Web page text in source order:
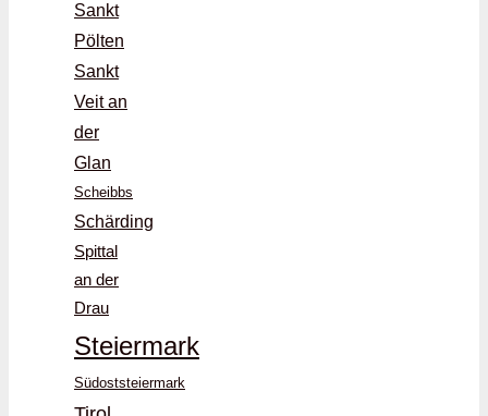
Sankt
Pölten
Sankt
Veit an
der
Glan
Scheibbs
Schärding
Spittal
an der
Drau
Steiermark
Südoststeiermark